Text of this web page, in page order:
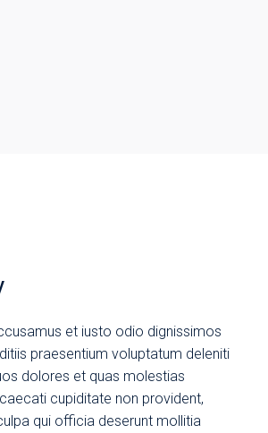
et iusto odio dignissimos
praesentium voluptatum deleniti
dolores et quas molestias
cupiditate non provident,
qui officia deserunt mollitia